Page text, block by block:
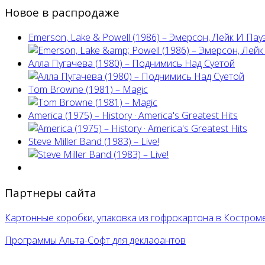
Новое в распродаже
Emerson, Lake & Powell (1986) ‎– Эмерсон, Лейк И
Алла Пугачева (1980) – Поднимись Над Суетой
Tom Browne (1981) – Magic
America (1975) ‎– History · America's Greatest Hits
Steve Miller Band ‎(1983) – Live!
Партнеры сайта
Картонные коробки, упаковка из гофрокартона в
Программы Альта-Софт для деклаоантов